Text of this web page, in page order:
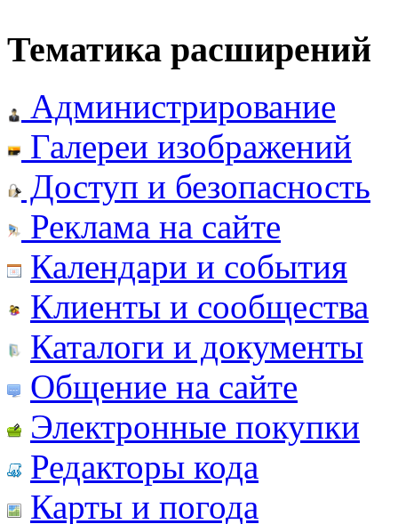
Тематика расширений
Администрирование
Галереи изображений
Доступ и безопасность
Реклама на сайте
Календари и события
Клиенты и сообщества
Каталоги и документы
Общение на сайте
Электронные покупки
Редакторы кода
Карты и погода